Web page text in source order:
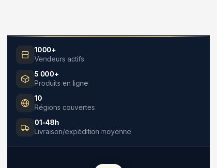
1000+
Vendeurs actifs
5 000+
Produits en ligne
10
Régions couvertes
01-48h
Livraison/expédition moyenne